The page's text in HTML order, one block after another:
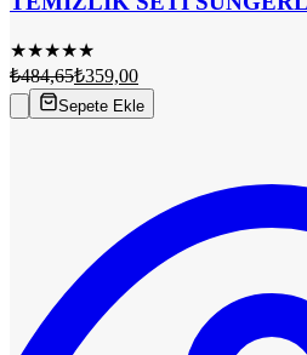
★★★★★
₺484,65₺359,00
Sepete Ekle